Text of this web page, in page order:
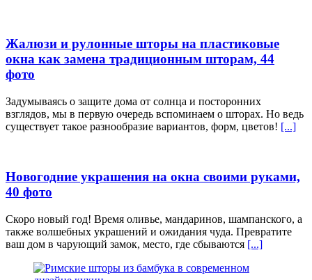
Жалюзи и рулонные шторы на пластиковые
окна как замена традиционным шторам, 44
фото
Задумываясь о защите дома от солнца и посторонних
взглядов, мы в первую очередь вспоминаем о шторах. Но ведь
существует такое разнообразие вариантов, форм, цветов! [...]
Новогодние украшения на окна своими руками,
40 фото
Скоро новый год! Время оливье, мандаринов, шампанского, а
также волшебных украшений и ожидания чуда. Превратите
ваш дом в чарующий замок, место, где сбываются [...]